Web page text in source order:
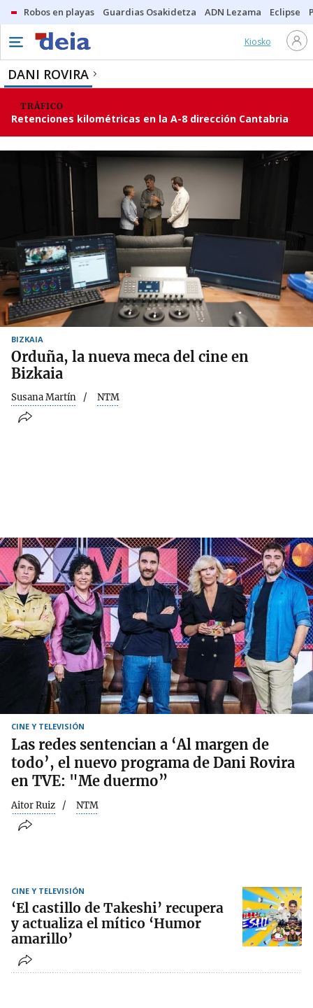
Robos en playas Guardias Osakidetza ADN Lezama Eclipse
Kiosko
DANI ROVIRA
TRÁFICO
Retenciones kilométricas en la A-8 dirección Cantabria
BIZKAIA
Orduña, la nueva meca del cine en
Bizkaia
Susana Martín NTM
CINE Y TELEVISIÓN
Las redes sentencian a ‘Al margen de
todo’, el nuevo programa de Dani Rovira
en TVE: "Me duermo”
Aitor Ruiz NTM
CINE Y TELEVISIÓN
‘El castillo de Takeshi’ recupera
y actualiza el mítico ‘Humor
amarillo’